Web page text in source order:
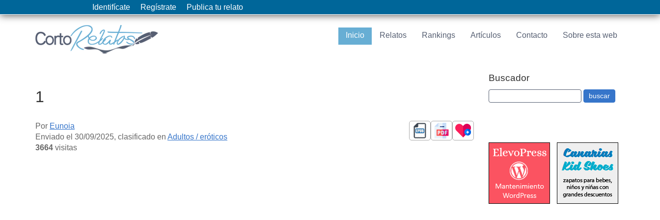
Identifícate Regístrate Publica tu relato
Inicio Relatos Rankings Artículos Contacto Sobre esta web
1
Por Eunoia
Enviado el 30/09/2025, clasificado en Adultos / eróticos
3664 visitas
Buscador